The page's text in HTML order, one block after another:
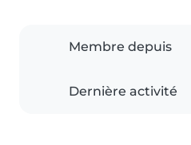
Membre depuis
Dernière activité